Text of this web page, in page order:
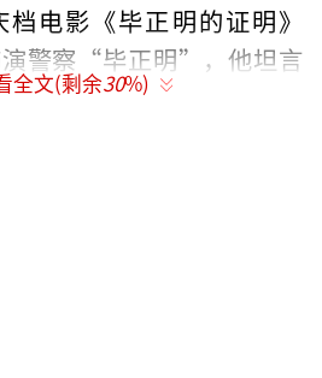
档电影《毕正明的证明》
演警察“毕正明”，他坦言
方式圆了警察梦”，并借
全文(剩余30%)